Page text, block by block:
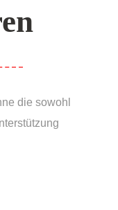
die sowohl